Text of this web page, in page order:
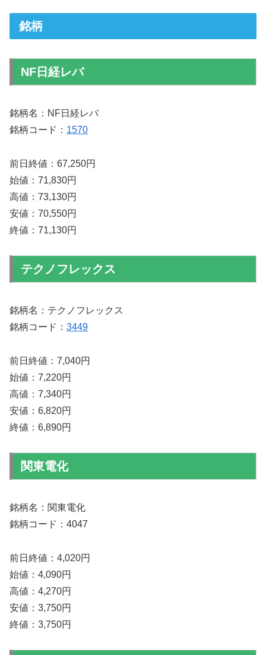
銘柄
NF日経レバ
銘柄名：NF日経レバ
銘柄コード： 1570
前日終値：67,250円
始値：71,830円
高値：73,130円
安値：70,550円
終値：71,130円
テクノフレックス
銘柄名：テクノフレックス
銘柄コード： 3449
前日終値：7,040円
始値：7,220円
高値：7,340円
安値：6,820円
終値：6,890円
関東電化
銘柄名：関東電化
銘柄コード：4047
前日終値：4,020円
始値：4,090円
高値：4,270円
安値：3,750円
終値：3,750円